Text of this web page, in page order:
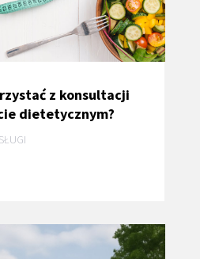
z konsultacji
dietetycznym?